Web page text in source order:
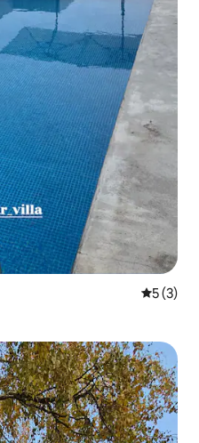
5 de
5 (3)